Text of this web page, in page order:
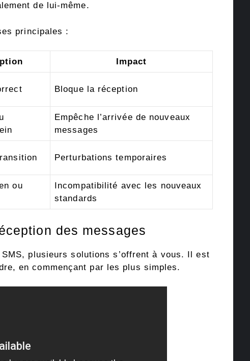
de lui-même.
principales :
Impact
Bloque la réception
Empêche l’arrivée de nouveaux
messages
Perturbations temporaires
ou
Incompatibilité avec les nouveaux
standards
des messages
plusieurs solutions s’offrent à vous. Il est
en commençant par les plus simples.